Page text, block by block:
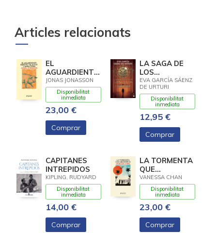
Articles relacionats
EL
AGUARDIENTE
BENDITO DE
ALGOT Y ANNA
STINA
JONAS JONASSON
Disponibilitat
inmediata
23,00 €
Comprar
LA SAGA DE
LOS
LONGEVOS 1.
LA VIEJA
FAMILIA
EVA GARCÍA SÁENZ
DE URTURI
Disponibilitat
inmediata
12,95 €
Comprar
CAPITANES
INTREPIDOS
KIPLING, RUDYARD
Disponibilitat
inmediata
14,00 €
Comprar
LA TORMENTA
QUE
DESATAMOS
VANESSA CHAN
Disponibilitat
inmediata
23,00 €
Comprar